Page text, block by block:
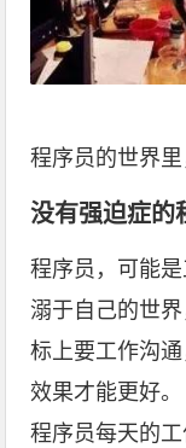
程序员的世界
没有强迫症的
程序员，可能
溺于自己的世
标上要工作沟
效果才能更好。
程序员每天的